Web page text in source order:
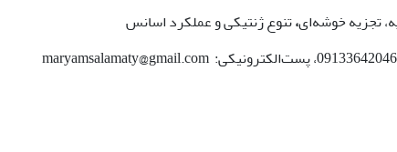
تجزیه خوشه‌ای،تنوع ژنتیکی و عملکرد اسانس